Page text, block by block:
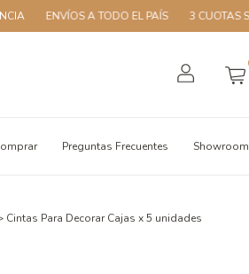
A TODO EL PAÍS 3 CUOTAS SIN INTERÉS
Preguntas Frecuentes Showroom
Cintas Para Decorar Cajas x 5 unidades